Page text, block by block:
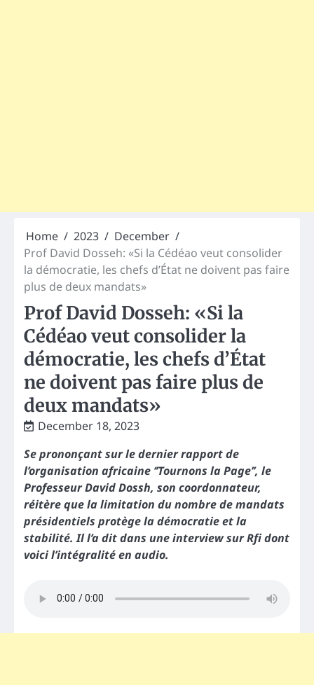
Home 2023
December
Prof David Dosseh: «Si la Cédéao veut consolider
la démocratie, les chefs d’État ne doivent pas faire
plus de deux mandats»
Prof David Dosseh: «Si la
Cédéao veut consolider la
démocratie, les chefs d’État
ne doivent pas faire plus de
deux mandats»
December 18, 2023
Se prononçant sur le dernier rapport de
l’organisation africaine ‘’Tournons la Page’’, le
Professeur David Dossh, son coordonnateur,
réitère que la limitation du nombre de mandats
présidentiels protège la démocratie et la
stabilité. Il l’a dit dans une interview sur Rfi dont
voici l’intégralité en audio.